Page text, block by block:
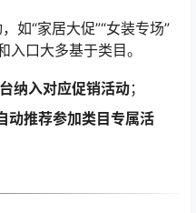
如“家居大促”“女装专场”
入口大多基于类目。
纳入对应促销活动；
动推荐参加类目专属活